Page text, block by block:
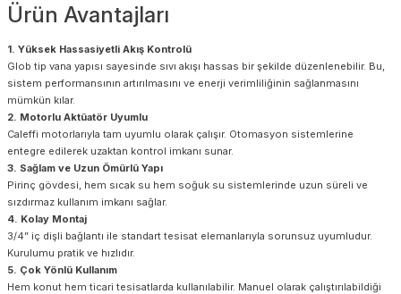
Ürün Avantajları
1. Yüksek Hassasiyetli Akış Kontrolü
Glob tip vana yapısı sayesinde sıvı akışı hassas bir şekilde düzenlenebilir. Bu,
sistem performansının artırılmasını ve enerji verimliliğinin sağlanmasını
mümkün kılar.
2. Motorlu Aktüatör Uyumlu
Caleffi motorlarıyla tam uyumlu olarak çalışır. Otomasyon sistemlerine
entegre edilerek uzaktan kontrol imkanı sunar.
3. Sağlam ve Uzun Ömürlü Yapı
Pirinç gövdesi, hem sıcak su hem soğuk su sistemlerinde uzun süreli ve
sızdırmaz kullanım imkanı sağlar.
4. Kolay Montaj
3/4” iç dişli bağlantı ile standart tesisat elemanlarıyla sorunsuz uyumludur.
Kurulumu pratik ve hızlıdır.
5. Çok Yönlü Kullanım
Hem konut hem ticari tesisatlarda kullanılabilir. Manuel olarak çalıştırılabildiği